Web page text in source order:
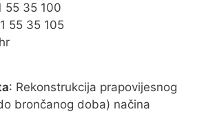
55 35 100
55 35 105
: Rekonstrukcija prapovijesnog
brončanog doba) načina